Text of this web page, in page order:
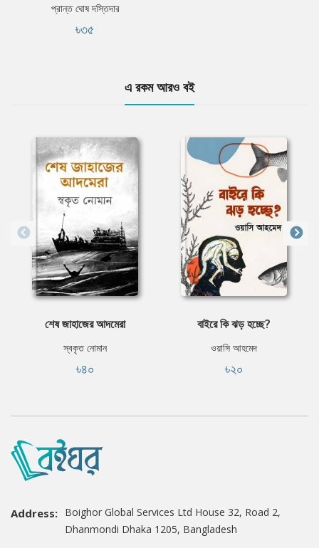
প্রান্ত ঘোষ দস্তিদার
৳৩৫
এ রকম আরও বই
শেষ জাহাজের আদমেরা
স্বকৃত নোমান
৳৪০
বাইরে কি ঝড় হচ্ছে?
ওয়াসি আহমেদ
৳২০
Address: Boighor Global Services Ltd House 32, Road 2,
Dhanmondi Dhaka 1205, Bangladesh